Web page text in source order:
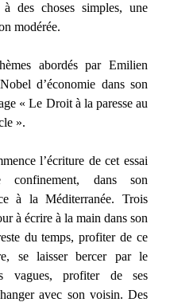
des choses simples, une
modérée.
abordés par Emilien
d’économie dans son
« Le Droit à la paresse au
».
l’écriture de cet essai
confinement, dans son
à la Méditerranée. Trois
à écrire à la main dans son
du temps, profiter de ce
se laisser bercer par le
vagues, profiter de ses
avec son voisin. Des